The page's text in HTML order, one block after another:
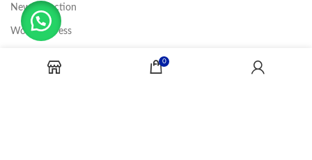
New Collection
Woman Dress
0